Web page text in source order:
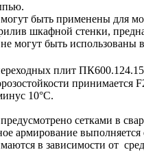
быть применены для
шкафной стенки,
быть использованы в
плит
принимается
10°С.
сетками в
армирование
в зависимости от